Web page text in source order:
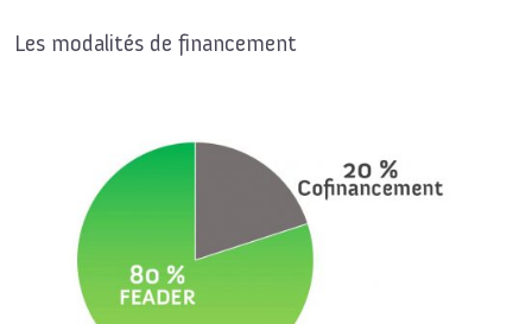
Les modalités de financement